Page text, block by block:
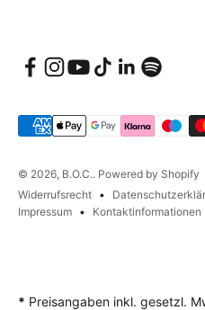
© 2026, B.O.C.. Powered by Shopify
Widerrufsrecht
Impressum
Kontaktinformationen
* Preisangaben inkl. gesetzl.